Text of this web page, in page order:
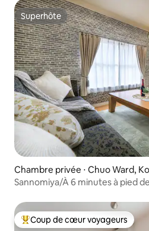
Superhôte
Superhôte
Chambre privée ⋅ Chuo Ward,
Sannomiya/À 6 minutes à pied
personnes/
Coups de cœur voyageurs les
Coup de cœur voyageurs